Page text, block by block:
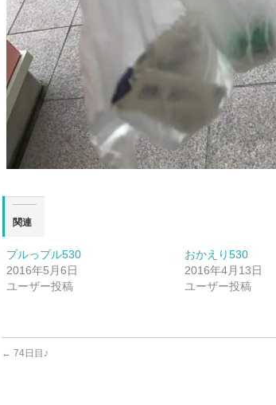
関連
プルっプル530
2016年5月6日
ユーザー投稿
おかえり530
2016年4月13日
ユーザー投稿
← 74日目♪